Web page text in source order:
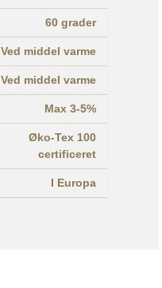
60 grader
Ved middel varme
Ved middel varme
Max 3-5%
Øko-Tex 100
certificeret
I Europa